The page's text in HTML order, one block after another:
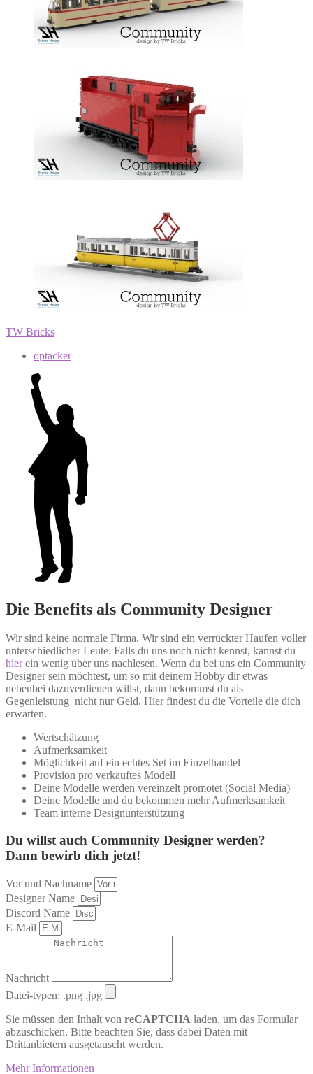
TW Bricks
optacker
Die Benefits als Community Designer
Wir sind keine normale Firma. Wir sind ein verrückter Haufen voller
unterschiedlicher Leute. Falls du uns noch nicht kennst, kannst du
hierein wenig über uns nachlesen. Wenn du bei uns ein Community
Designer sein möchtest, um so mit deinem Hobby dir etwas
nebenbei dazuverdienen willst, dann bekommst du als
Gegenleistung nicht nur Geld. Hier findest du die Vorteile die dich
erwarten.
Wertschätzung
Aufmerksamkeit
Möglichkeit auf ein echtes Set im Einzelhandel
Provision pro verkauftes Modell
Deine Modelle werden vereinzelt promotet (Social Media)
Deine Modelle und du bekommen mehr Aufmerksamkeit
Team interne Designunterstützung
Du willst auch Community Designer werden?
Dann bewirb dich jetzt!
Vor und Nachname
Designer Name
Discord Name
E-Mail
Nachricht
Datei-typen: .png .jpg
Sie müssen den Inhalt von reCAPTCHA laden, um das Formular
abzuschicken. Bitte beachten Sie, dass dabei Daten mit
Drittanbietern ausgetauscht werden.
Mehr Informationen